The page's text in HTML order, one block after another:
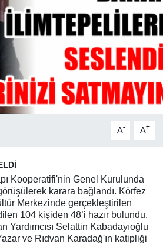
A- A+
Kooperatifi'nin Genel Kurulunda
karara bağlandı. Körfez
Merkezinde gerçekleştirilen
104 kişiden 48’i hazır bulundu.
Yardımcısı Selattin Kabadayıoğlu
ve Rıdvan Karadağ'ın katipliği